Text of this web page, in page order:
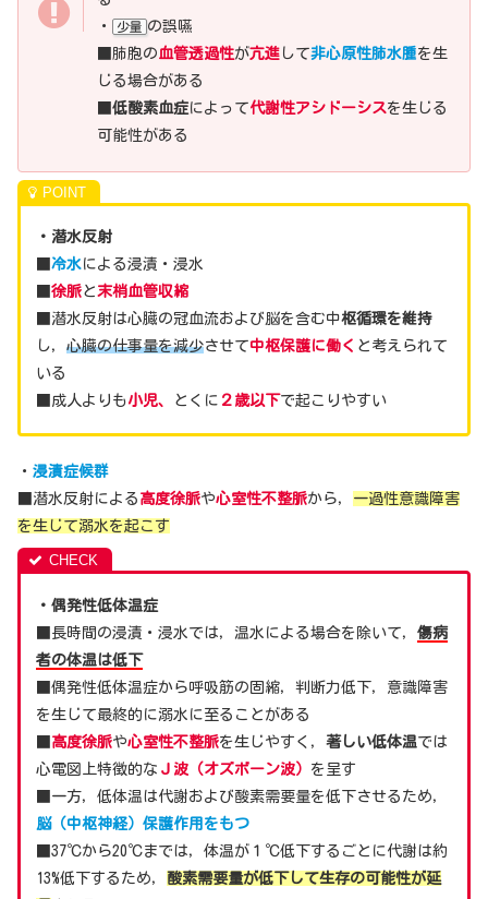
・
少量 の誤嚥
■肺胞の 血管透過性が亢進 して非心原性肺水腫を生
じる場合がある
低酸素血症によって代謝性アシドーシスを生じる
可能性がある
・潜水反射
冷水による浸漬・浸水
徐脈と末梢血管収縮
■潜水反射は心臓の冠血流および脳を含む中枢循環を維持
し， 心臓の仕事量を減少させて中枢保護に働く と考えられて
いる
■成人よりも小児、 とくに ２歳以下で起こりやすい
・ 浸漬症候群
■潜水反射による 高度徐脈や心室性不整脈から， 一過性意識障害
を生じて溺水を起こす
・偶発性低体温症
■長時間の浸漬・浸水では，温水による場合を除いて， 傷病
者の体温は低下
■偶発性低体温症から呼吸筋の固縮，判断力低下，意識障害
を生じて最終的に溺水に至ることがある
高度徐脈や心室性不整脈を生じやすく， 著しい低体温では
心電図上特徴的な Ｊ波（オズボーン波） を呈す
■一方，低体温は代謝および酸素需要量を低下させるため，
脳（中枢神経）保護作用をもつ
■37℃から20℃までは，体温が１℃低下するごとに代謝は約
13%低下するため， 酸素需要量が低下して生存の可能性が延